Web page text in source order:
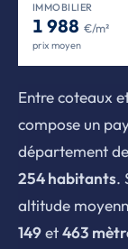
IMMOBILIER
1 988 €/m²
prix moyen
Entre coteaux
compose un
département
254 habitants.
altitude
149et463